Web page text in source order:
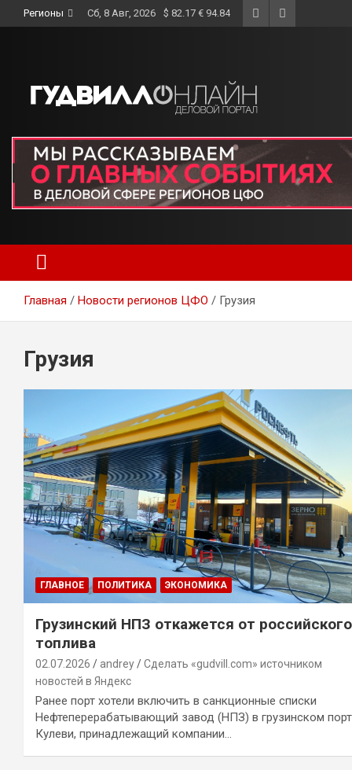
to
Регионы Сб, 8 Авг, 2026 $ 82.17 € 94.84
Главная Новости регионов ЦФО Грузия
Грузия
ГЛАВНОЕ ПОЛИТИКА ЭКОНОМИКА
Грузинский НПЗ откажется от российского
топлива
02.07.2026 andrey
Сделать «gudvill.com» источником
новостей в Яндекс
Ранее порт хотели включить в санкционные списки
Нефтеперерабатывающий завод (НПЗ) в грузинском
Кулеви, принадлежащий компании…